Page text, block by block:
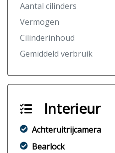
Aantal cilinders
Vermogen
Cilinderinhoud
Gemiddeld verbruik
Interieur
Achteruitrijcamera
Bearlock